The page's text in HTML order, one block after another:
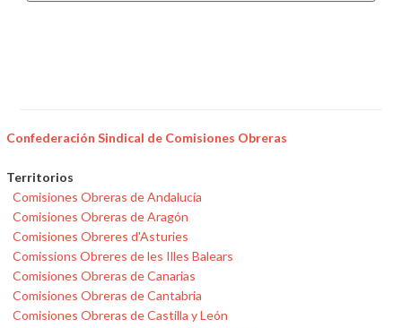
Confederación Sindical de Comisiones Obreras
Territorios
Comisiones Obreras de Andalucía
Comisiones Obreras de Aragón
Comisiones Obreres d'Asturies
Comissions Obreres de les Illes Balears
Comisiones Obreras de Canarias
Comisiones Obreras de Cantabria
Comisiones Obreras de Castilla y León